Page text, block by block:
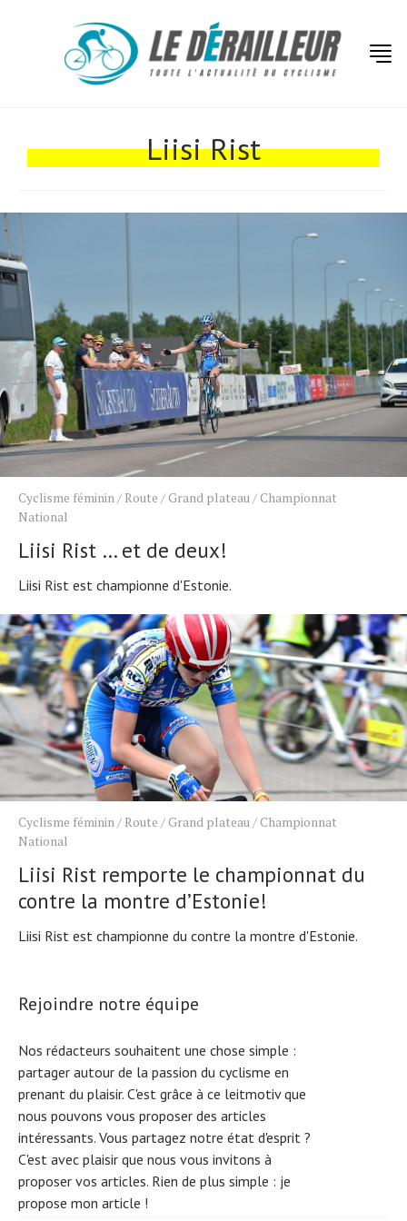
Liisi Rist
Cyclisme féminin/ Route / Grand plateau/ Championnat
National
Liisi Rist … et de deux!
Liisi Rist est championne d'Estonie.
Cyclisme féminin/ Route / Grand plateau/ Championnat
National
Liisi Rist remporte le championnat du
contre la montre d’Estonie!
Liisi Rist est championne du contre la montre d'Estonie.
Rejoindre notre équipe
Nos rédacteurs souhaitent une chose simple :
partager autour de la passion du cyclisme en
prenant du plaisir. C'est grâce à ce leitmotiv que
nous pouvons vous proposer des articles
intéressants. Vous partagez notre état d'esprit ?
C'est avec plaisir que nous vous invitons à
proposer vos articles. Rien de plus simple : je
propose mon article !
Tendances
Tous nos articles
À propos